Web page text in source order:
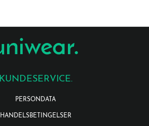
KUNDESERVICE.
PERSONDATA
HANDELSBETINGELSER